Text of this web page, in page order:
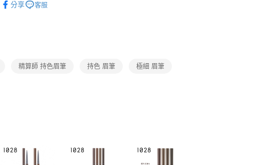
※ 請注意：結帳手續完成當下不需立刻繳費，但若您需要取消訂單，請聯
【注意事項】
４．使用「AFTEE先享後付」時，將依據個別帳號之用戶狀況，依本公司
即時審查核予不同之上限額度；若仍有額度不足之情形，本公司將視審查
分享 客服
精算師 持色眉筆 持色 眉筆 極細 眉筆